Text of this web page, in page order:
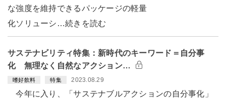
な強度を維持できるパッケージの軽量
化ソリューシ…続きを読む
サステナビリティ特集：新時代のキーワード＝自分事
化 無理なく自然なアクション…
嗜好飲料 特集 2023.08.29
今年に入り、「サステナブルアクションの自分事化」